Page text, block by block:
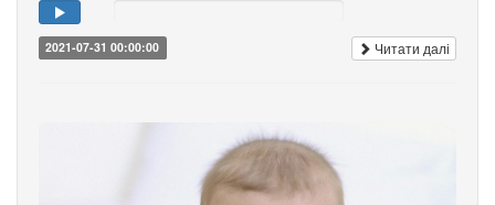
2021-07-31 00:00:00 Читати далі